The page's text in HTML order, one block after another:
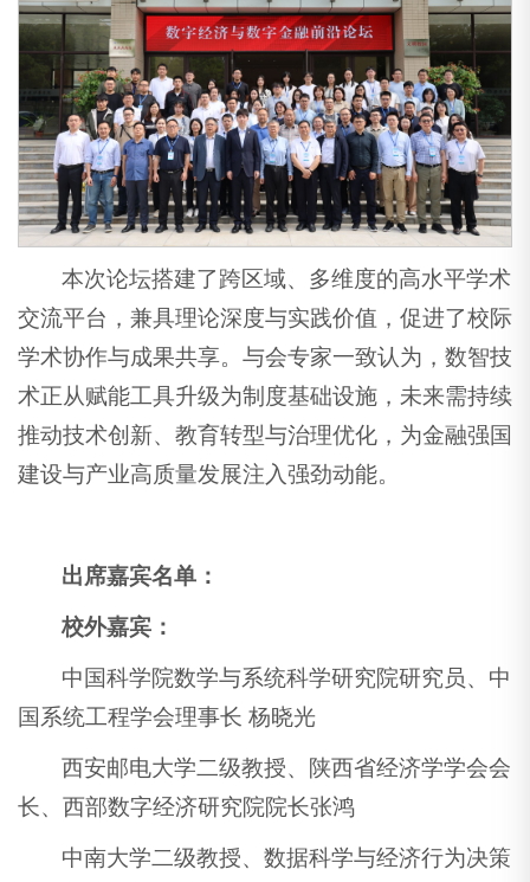
本次论坛搭建了跨区域、多维度的高水平学术
交流平台，兼具理论深度与实践价值，促进了校际
学术协作与成果共享。与会专家一致认为，数智技
术正从赋能工具升级为制度基础设施，未来需持续
推动技术创新、教育转型与治理优化，为金融强国
建设与产业高质量发展注入强劲动能。
出席嘉宾名单：
校外嘉宾：
中国科学院数学与系统科学研究院研究员、中
国系统工程学会理事长 杨晓光
西安邮电大学二级教授、陕西省经济学学会会
长、西部数字经济研究院院长张鸿
中南大学二级教授、数据科学与经济行为决策